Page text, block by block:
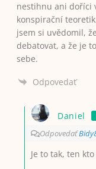
nestihnu ani doříci
konspirační
jsem si uvědomil,
debatovat, a že je
sebe.
Odpovedať
Daniel
Odpovedať
Je to tak, ten